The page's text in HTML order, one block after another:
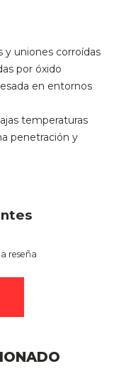
y uniones corroídas
por óxido
en entornos
temperaturas
penetración y
reseña